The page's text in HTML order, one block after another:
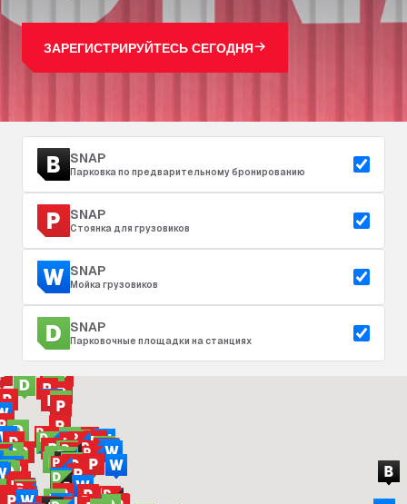
ЗАРЕГИСТРИРУЙТЕСЬ СЕГОДНЯ
SNAP
Парковка по предварительному бронированию
SNAP
Стоянка для грузовиков
SNAP
Мойка грузовиков
SNAP
Парковочные площадки на станциях